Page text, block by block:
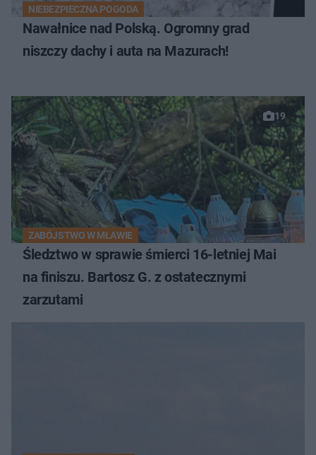
NIEBEZPIECZNA POGODA
Nawałnice nad Polską. Ogromny grad
niszczy dachy i auta na Mazurach!
19
ZABÓJSTWO W MŁAWIE
Śledztwo w sprawie śmierci 16-letniej Mai
na finiszu. Bartosz G. z ostatecznymi
zarzutami